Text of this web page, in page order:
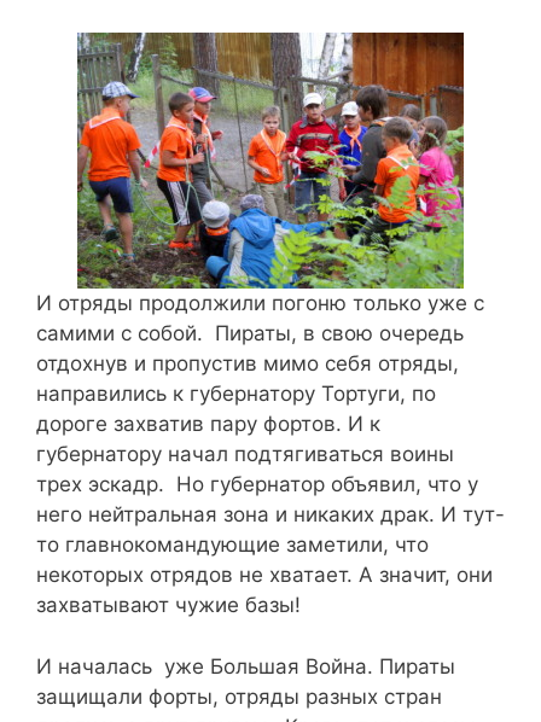
И отряды продолжили погоню только уже с
самими с собой. Пираты, в свою очередь
отдохнув и пропустив мимо себя отряды,
направились к губернатору Тортуги, по
дороге захватив пару фортов. И к
губернатору начал подтягиваться воины
трех эскадр. Но губернатор объявил, что у
него нейтральная зона и никаких драк. И тут-
то главнокомандующие заметили, что
некоторых отрядов не хватает. А значит, они
захватывают чужие базы!
И началась уже Большая Война. Пираты
защищали форты, отряды разных стран